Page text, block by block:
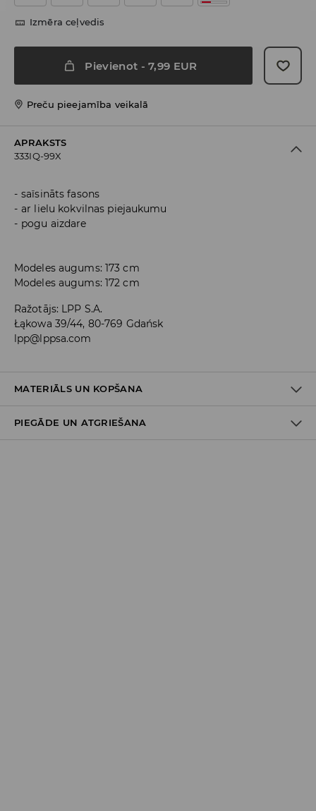
Izmēra ceļvedis
Pievienot -7,99 EUR
Preču pieejamība veikalā
APRAKSTS
333IQ-99X
saīsināts fasons
ar lielu kokvilnas piejaukumu
pogu aizdare
Modeles augums: 173 cm
Modeles augums: 172 cm
Ražotājs: LPP S.A.
Łąkowa 39/44, 80-769 Gdańsk
lpp@lppsa.com
MATERIĀLS UN KOPŠANA
97% KOKVILNA, 3% ELASTĀNS
PIEGĀDE UN ATGRIEŠANA